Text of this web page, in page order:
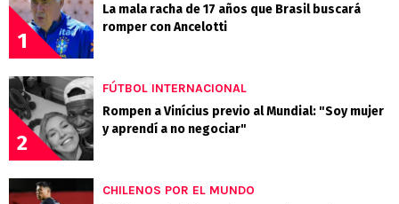
1
La mala racha de 17 años que Brasil buscará
romper con Ancelotti
2
FÚTBOL INTERNACIONAL
Rompen a Vinícius previo al Mundial: "Soy mujer
y aprendí a no negociar"
CHILENOS POR EL MUNDO